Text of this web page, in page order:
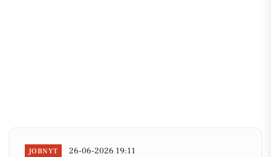
JOBNYT 26-06-2026 19:11